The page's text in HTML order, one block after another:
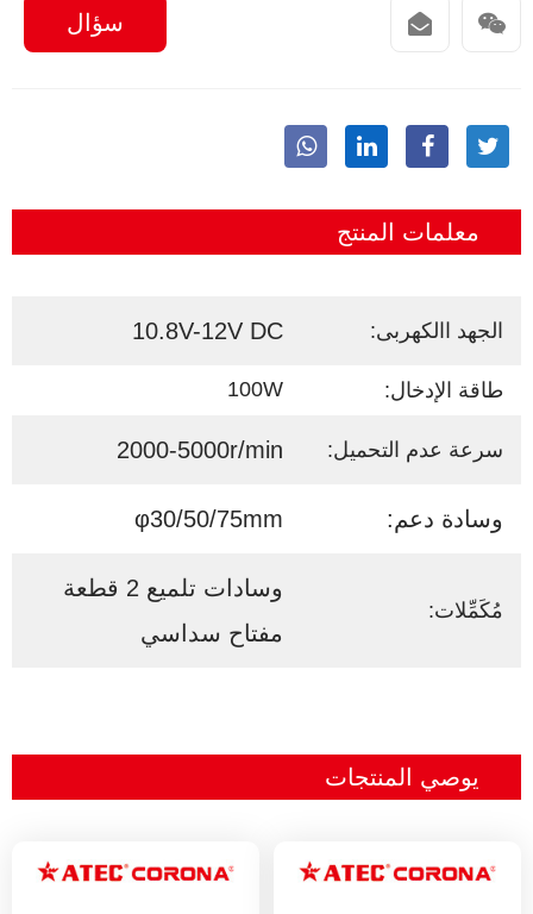
سؤال
معلمات المنتج
الجهد االكهربى: 10.8V-12V DC
طاقة الإدخال: 100W
سرعة عدم التحميل: 2000-5000r/min
وسادة دعم: φ30/50/75mm
مُكَمِّلات:
وسادات تلميع 2 قطعة
مفتاح سداسي
يوصي المنتجات